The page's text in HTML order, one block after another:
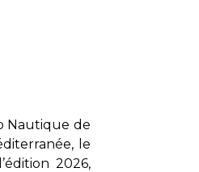
Nautique de
le
2026,